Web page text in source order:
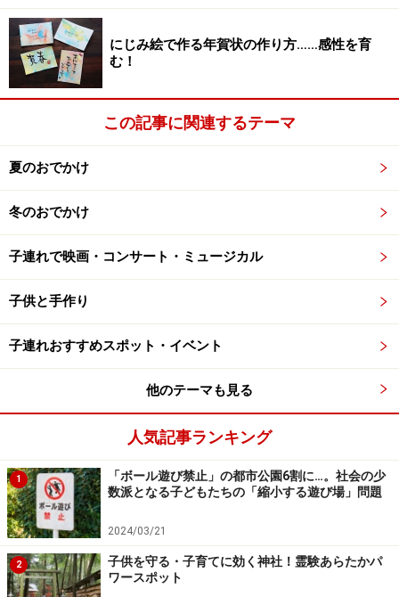
で会ったこと、ないですけど（笑）。
「阿久津真矢」はあなたの隣にいる！
しかしどんなに大論争が巻き起ころうと、「女王の教
が決してドラマの世界だけに留まらないことは、「ドラ
マを見ていると、昔教師に負わされた心の傷をえぐられ
とでもわかります。体罰教師や犯罪行為を行う教師など
は、それはそれで深刻な問題には違いありませんが、社
会的にも対処の方法があります。ところが「阿久津真
矢」のようなタイプの教師は、「正論」を吐かれれば、
排除の方法すらありません。どんなに厳しい教師であっ
ても、そこに真に子どもたちに対する愛情があれば、子
どもはそのことをしっかり受け止めます。しかしそれす
らも感じられなかったとき、その「正論・実力派教師」
は、子どもたちにとってまさに「悪魔のような鬼教師体
にじみ絵で作る年賀状の作り方……感性を育
む！
この記事に関連するテーマ
夏のおでかけ
冬のおでかけ
子連れで映画・コンサート・ミュージカル
子供と手作り
子連れおすすめスポット・イベント
他のテーマも見る
人気記事ランキング
1
「ボール遊び禁止」の都市公園6割に…。社会の少
数派となる子どもたちの「縮小する遊び場」問題
2024/03/21
2
子供を守る・子育てに効く神社！霊験あらたかパ
ワースポット